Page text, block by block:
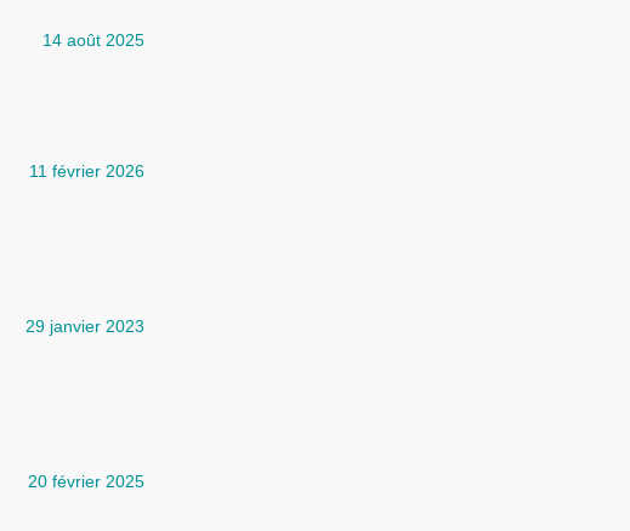
14 août 2025
11 février 2026
29 janvier 2023
20 février 2025